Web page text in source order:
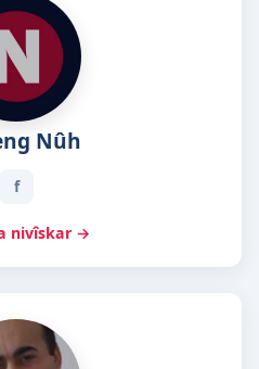
Nûh
f
nivîskar →